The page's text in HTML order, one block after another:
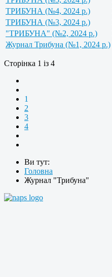
ТРИБУНА (№4, 2024 р.)
ТРИБУНА (№3, 2024 р.)
"ТРИБУНА" (№2, 2024 р.)
Журнал Трибуна (№1, 2024 р.)
Сторінка 1 із 4
1
2
3
4
Ви тут:
Головна
Журнал "Трибуна"